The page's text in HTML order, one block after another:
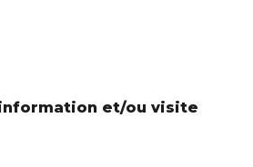
et/ou visite